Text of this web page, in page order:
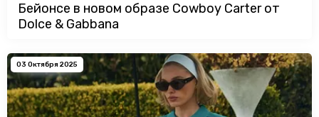
Бейонсе в новом образе Cowboy Carter от
Dolce & Gabbana
03 Октября 2025